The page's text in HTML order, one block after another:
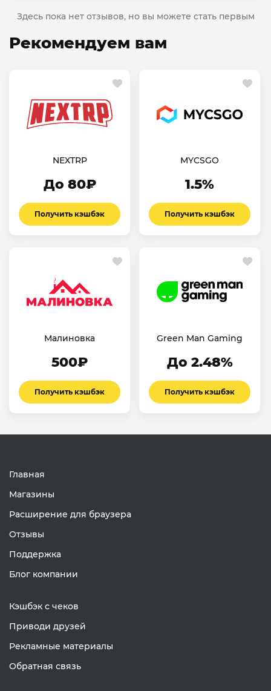
Здесь пока нет отзывов, но вы можете стать первым
Рекомендуем вам
NEXTRP
До 80₽
Получить кэшбэк
MYCSGO
1.5%
Получить кэшбэк
Малиновка
500₽
Получить кэшбэк
Green Man Gaming
До 2.48%
Получить кэшбэк
Главная
Магазины
Расширение для браузера
Отзывы
Поддержка
Блог компании
Кэшбэк с чеков
Приводи друзей
Рекламные материалы
Обратная связь